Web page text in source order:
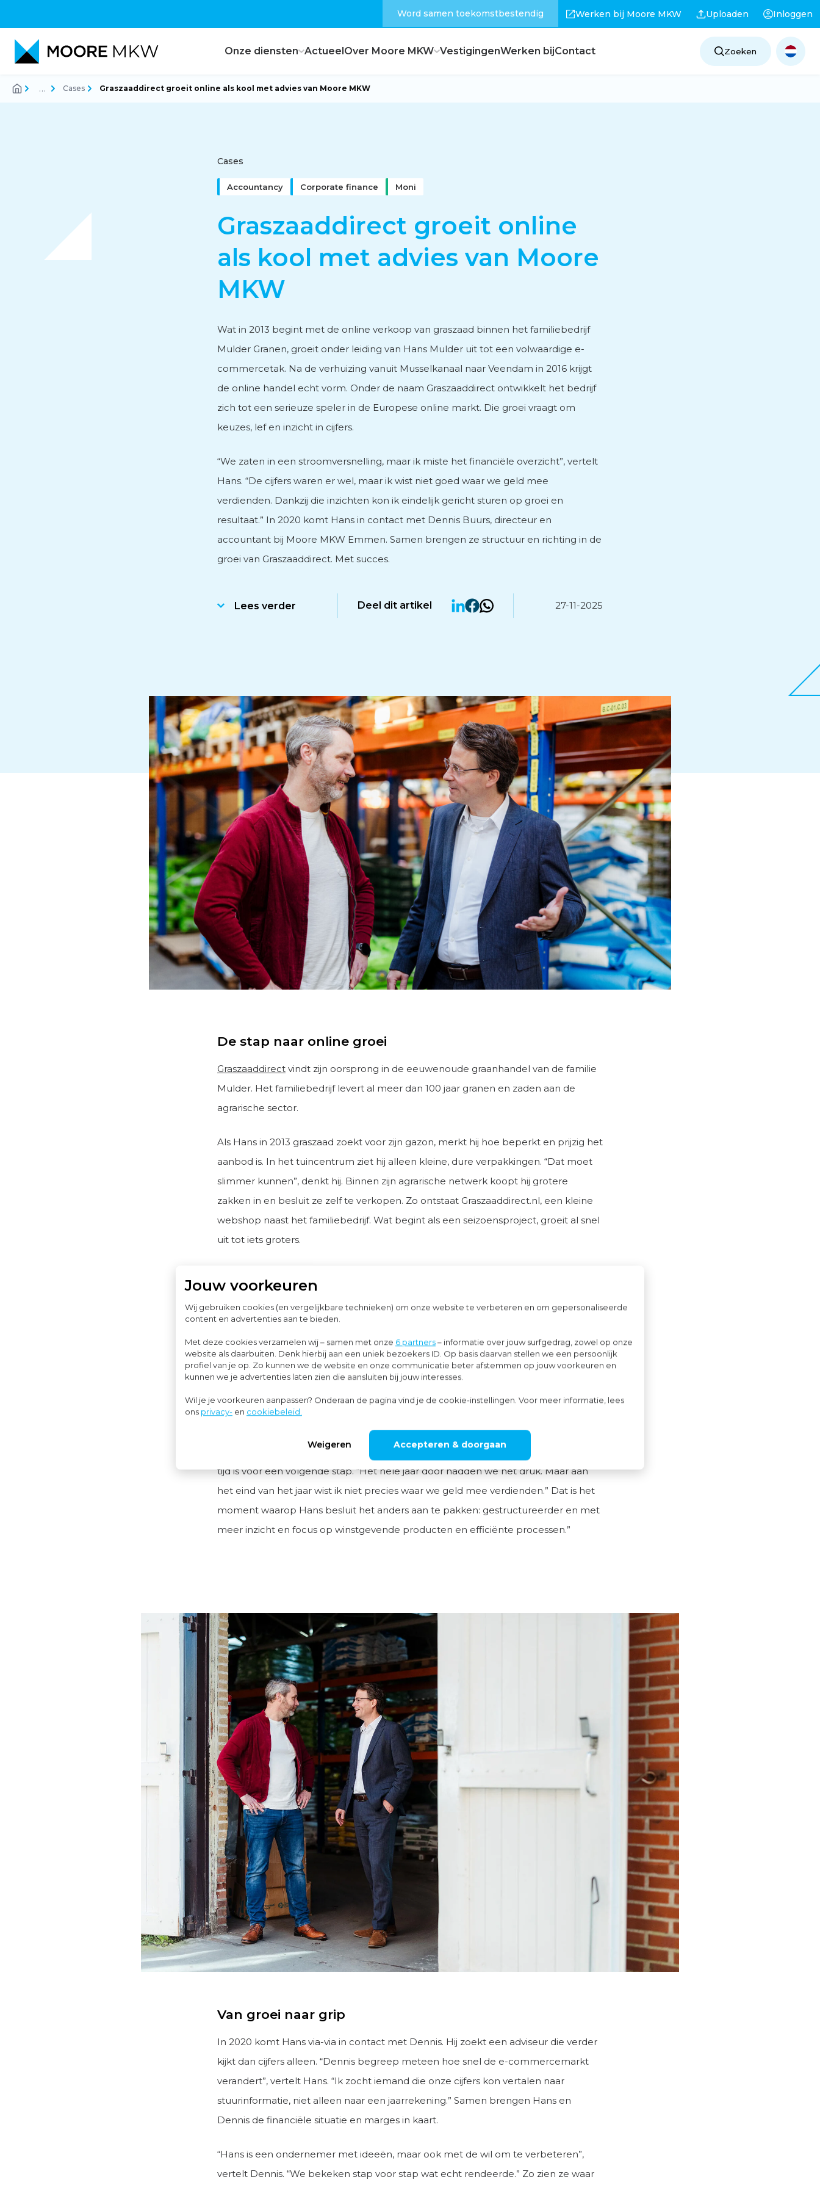
Jouw voorkeuren
Wij gebruiken cookies (en vergelijkbare technieken) om onze website te verbeteren en om gepersonaliseerde
content en advertenties aan te bieden.
Met deze cookies verzamelen wij – samen met onze 6 partners– informatie over jouw surfgedrag, zowel op onze
website als daarbuiten. Denk hierbij aan een uniek bezoekers ID. Op basis daarvan stellen we een persoonlijk
profiel van je op. Zo kunnen we de website en onze communicatie beter afstemmen op jouw voorkeuren en
kunnen we je advertenties laten zien die aansluiten bij jouw interesses.
Wil je je voorkeuren aanpassen? Onderaan de pagina vind je de cookie-instellingen. Voor meer informatie, lees
ons privacy- en cookiebeleid.
Weigeren Accepteren & doorgaan
Word samen toekomstbestendig Werken bij Moore MKW Uploaden Inloggen
Onze diensten
Corporate finance
Subsidieadvies
Internationaal ondernemen
ActueelOver Moore MKW
Feiten en cijfers
VestigingenWerken bijContact Zoeken
… Cases Graszaaddirect groeit online als kool met advies van Moore MKW
Cases
Accountancy Corporate finance Moni
Graszaaddirect groeit online
als kool met advies van Moore
MKW
Wat in 2013 begint met de online verkoop van graszaad binnen het familiebedrijf
Mulder Granen, groeit onder leiding van Hans Mulder uit tot een volwaardige e-
commercetak. Na de verhuizing vanuit Musselkanaal naar Veendam in 2016 krijgt
de online handel echt vorm. Onder de naam Graszaaddirect ontwikkelt het bedrijf
zich tot een serieuze speler in de Europese online markt. Die groei vraagt om
keuzes, lef en inzicht in cijfers.
“We zaten in een stroomversnelling, maar ik miste het financiële overzicht”, vertelt
Hans. “De cijfers waren er wel, maar ik wist niet goed waar we geld mee
verdienden. Dankzij die inzichten kon ik eindelijk gericht sturen op groei en
resultaat.” In 2020 komt Hans in contact met Dennis Buurs, directeur en
accountant bij Moore MKW Emmen. Samen brengen ze structuur en richting in de
groei van Graszaaddirect. Met succes.
Lees verder Deel dit artikel 27-11-2025
De stap naar online groei
Graszaaddirect vindt zijn oorsprong in de eeuwenoude graanhandel van de familie
Mulder. Het familiebedrijf levert al meer dan 100 jaar granen en zaden aan de
agrarische sector.
Als Hans in 2013 graszaad zoekt voor zijn gazon, merkt hij hoe beperkt en prijzig het
aanbod is. In het tuincentrum ziet hij alleen kleine, dure verpakkingen. “Dat moet
slimmer kunnen”, denkt hij. Binnen zijn agrarische netwerk koopt hij grotere
zakken in en besluit ze zelf te verkopen. Zo ontstaat Graszaaddirect.nl, een kleine
webshop naast het familiebedrijf. Wat begint als een seizoensproject, groeit al snel
uit tot iets groters.
andere producten. Wat begon als een praktische oplossing voor één seizoen,
groeit uit tot een groep van negen gespecialiseerde webshops, met producten
Meer succes, meer complexiteit
De groei is indrukwekkend, maar zorgt ook voor nieuwe uitdagingen. De
administratie wordt omvangrijker en de btw-regels bij buitenlandse verkopen
ingewikkelder. Langzaam verdwijnt voor Hans het overzicht en beseft hij dat het
tijd is voor een volgende stap. “Het hele jaar door hadden we het druk. Maar aan
het eind van het jaar wist ik niet precies waar we geld mee verdienden.” Dat is het
moment waarop Hans besluit het anders aan te pakken: gestructureerder en met
meer inzicht en focus op winstgevende producten en efficiënte processen.”
Van groei naar grip
In 2020 komt Hans via-via in contact met Dennis. Hij zoekt een adviseur die verder
kijkt dan cijfers alleen. “Dennis begreep meteen hoe snel de e-commercemarkt
verandert”, vertelt Hans. “Ik zocht iemand die onze cijfers kon vertalen naar
stuurinformatie, niet alleen naar een jaarrekening.” Samen brengen Hans en
Dennis de financiële situatie en marges in kaart.
“Hans is een ondernemer met ideeën, maar ook met de wil om te verbeteren”,
vertelt Dennis. “We bekeken stap voor stap wat echt rendeerde.” Zo zien ze waar